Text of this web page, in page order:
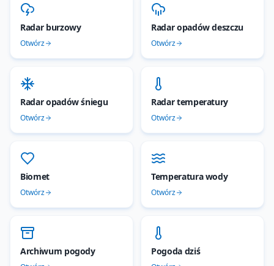
Radar burzowy
Otwórz
Radar opadów deszczu
Otwórz
Radar opadów śniegu
Otwórz
Radar temperatury
Otwórz
Biomet
Otwórz
Temperatura wody
Otwórz
Archiwum pogody Pogoda dziś